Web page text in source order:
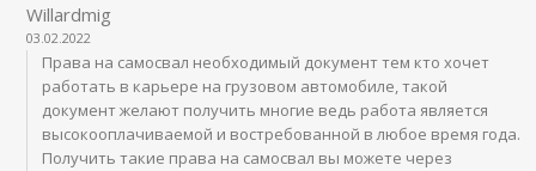
Willardmig
03.02.2022
Права на самосвал необходимый документ тем кто хочет
работать в карьере на грузовом автомобиле, такой
документ желают получить многие ведь работа является
высокооплачиваемой и востребованной в любое время года.
Получить такие права на самосвал вы можете через